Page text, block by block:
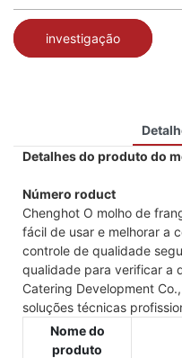
investigação
Detalhes do produto do
Número roduct
Chenghot O molho de
fácil de usar e melhorar a
controle de qualidade
qualidade para verificar a
Catering Development
soluções técnicas
Nome do
produto